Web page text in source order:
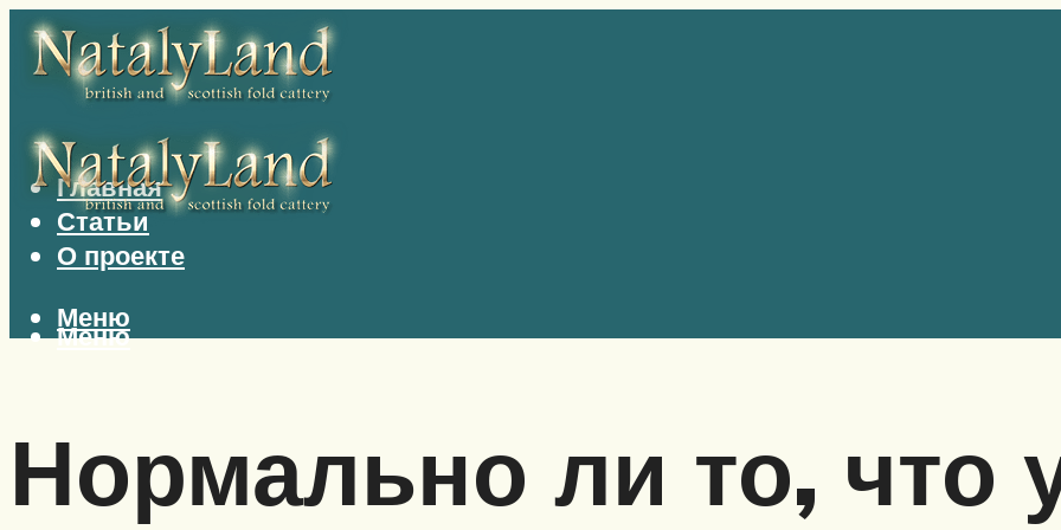
Главная
Статьи
О проекте
Меню
Меню
Нормально ли то, что